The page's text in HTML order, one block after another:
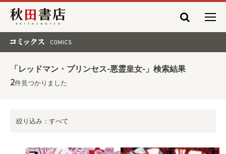
秋田書店
「レッドマン・プリンセス-悪霊皇女-」検索結果
2件見つかりました
絞り込み：すべて